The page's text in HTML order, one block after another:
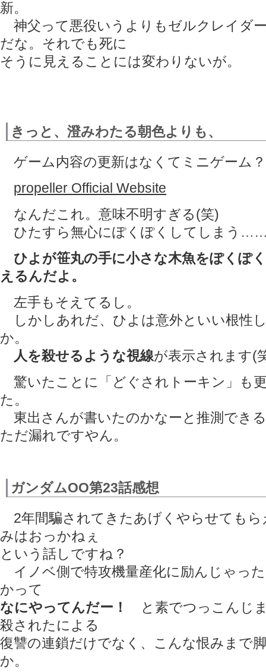
新。
神父って悪役いうよりもゼルクレイダ
だな。それでも死に
そうに見えることには変わりないが。
きっと、澄みわたる朝色よりも、
ゲーム内容の更新はなくてミニゲーム
propeller Official Website
なんだこれ。意味不明すぎる(笑)
ひたすら無心にぽくぽくしてしまう
ひよが笹丸の手に小さな木魚をぽくぽ
えるんだよ。
左手もそえてるし。
しかしあれだ、ひよは意外といい根性
か。
人を殺せるような視線が表示されます(
驚いたことに「どぐされトーキン」も
た。
東出さんが書いたのかなーと推測でき
ただ漏れですやん。
ガンダムOO第23話感想
2年間騙されてきたあげくやらせてもら
みはおっかねぇ
という話しですね？
イノベ側で特攻機量産化に励んじゃっ
かって
なにやってんだー！
と素でつっこんじ
殺されたによる
復讐の連鎖だけでなく、こんな恨みまで
か。